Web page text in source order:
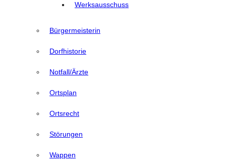
Werksausschuss
Bürgermeisterin
Dorfhistorie
Notfall/Ärzte
Ortsplan
Ortsrecht
Störungen
Wappen